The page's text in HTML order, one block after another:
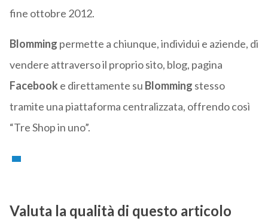
fine ottobre 2012.
Blomming permette a chiunque, individui e aziende, di
vendere attraverso il proprio sito, blog, pagina
Facebooke direttamente su Blomming stesso
tramite una piattaforma centralizzata, offrendo così
“Tre Shop in uno”.
Valuta la qualità di questo articolo